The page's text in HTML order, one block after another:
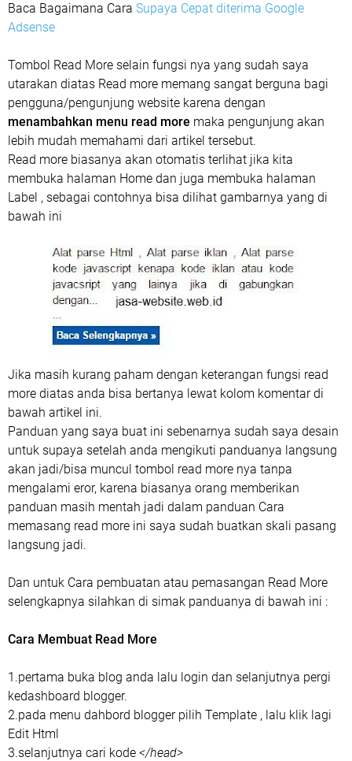
Baca Bagaimana Cara Supaya Cepat diterima Google
Adsense
Tombol Read More selain fungsi nya yang sudah saya
utarakan diatas Read more memang sangat berguna bagi
pengguna/pengunjung website karena dengan
menambahkan menu read more maka pengunjung akan
lebih mudah memahami dari artikel tersebut.
Read more biasanya akan otomatis terlihat jika kita
membuka halaman Home dan juga membuka halaman
Label , sebagai contohnya bisa dilihat gambarnya yang di
bawah ini
Jika masih kurang paham dengan keterangan fungsi read
more diatas anda bisa bertanya lewat kolom komentar di
bawah artikel ini.
Panduan yang saya buat ini sebenarnya sudah saya desain
untuk supaya setelah anda mengikuti panduanya langsung
akan jadi/bisa muncul tombol read more nya tanpa
mengalami eror, karena biasanya orang memberikan
panduan masih mentah jadi dalam panduan Cara
memasang read more ini saya sudah buatkan skali pasang
langsung jadi.
Dan untuk Cara pembuatan atau pemasangan Read More
selengkapnya silahkan di simak panduanya di bawah ini :
Cara Membuat Read More
1.pertama buka blog anda lalu login dan selanjutnya pergi
kedashboard blogger.
2.pada menu dahbord blogger pilih Template , lalu klik lagi
Edit Html
3.selanjutnya cari kode </head>